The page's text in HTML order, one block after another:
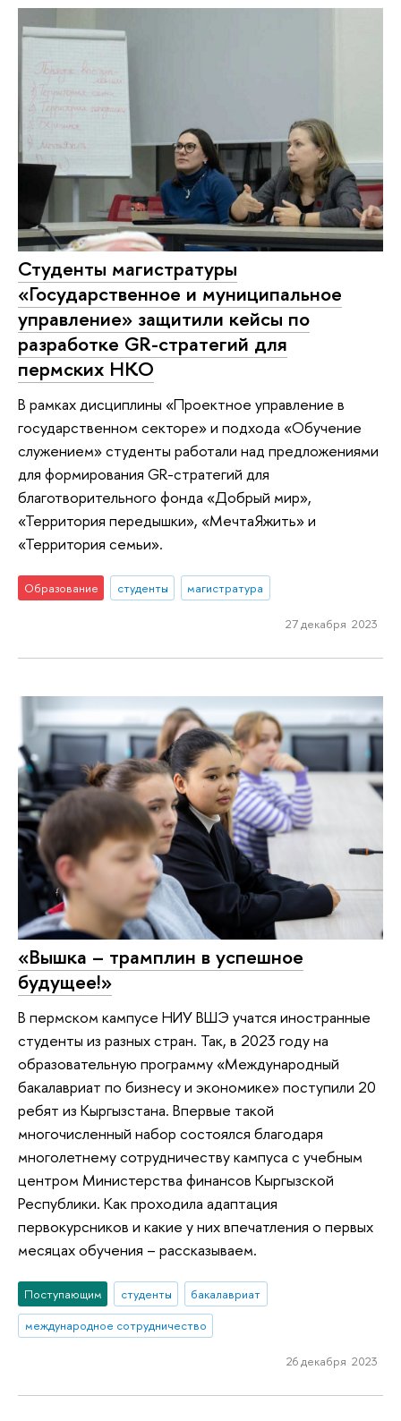
Студенты магистратуры
«Государственное и муниципальное
управление» защитили кейсы по
разработке GR-стратегий для
пермских НКО
В рамках дисциплины «Проектное управление в
государственном секторе» и подхода «Обучение
служением» студенты работали над предложениями
для формирования GR-стратегий для
благотворительного фонда «Добрый мир»,
«Территория передышки», «МечтаЯжить» и
«Территория семьи».
Образование студенты магистратура
27 декабря 2023
«Вышка – трамплин в успешное
будущее!»
В пермском кампусе НИУ ВШЭ учатся иностранные
студенты из разных стран. Так, в 2023 году на
образовательную программу «Международный
бакалавриат по бизнесу и экономике» поступили 20
ребят из Кыргызстана. Впервые такой
многочисленный набор состоялся благодаря
многолетнему сотрудничеству кампуса с учебным
центром Министерства финансов Кыргызской
Республики. Как проходила адаптация
первокурсников и какие у них впечатления о первых
месяцах обучения – рассказываем.
Поступающим студенты
бакалавриат
международное сотрудничество
26 декабря 2023